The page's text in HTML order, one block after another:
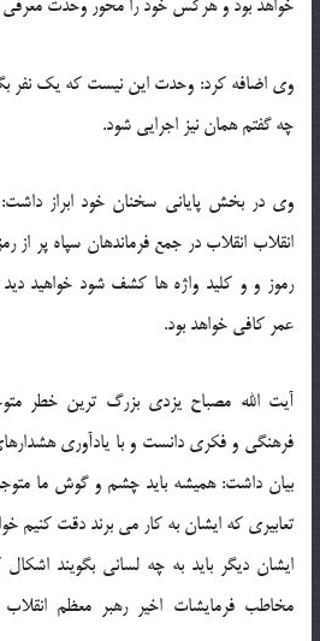
وی اضافه کرد: وحدت این نیست که یک نفر
چه گفتم همان نیز اجرایی شود.
وی در بخش پایانی سخنان خود ابراز
انقلاب انقلاب در جمع فرماندهان سپاه پر از
رموز و و کلید واژه ها کشف شود خواهید
عمر کافی خواهد بود.
آیت الله مصباح یزدی بزرگ ترین خطر
فرهنگی و فکری دانست و با یادآوری
بیان داشت: همیشه باید چشم و گوش ما
تعابیری که ایشان به کار می برند دقت کنیم
ایشان دیگر باید به چه لسانی بگویند
مخاطب فرمایشات اخیر رهبر معظم